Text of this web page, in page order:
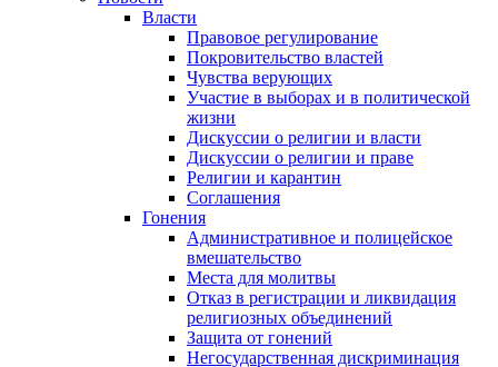
Власти
Правовое регулирование
Покровительство властей
Чувства верующих
Участие в выборах и в политической
жизни
Дискуссии о религии и власти
Дискуссии о религии и праве
Религии и карантин
Соглашения
Гонения
Административное и полицейское
вмешательство
Места для молитвы
Отказ в регистрации и ликвидация
религиозных объединений
Защита от гонений
Негосударственная дискриминация